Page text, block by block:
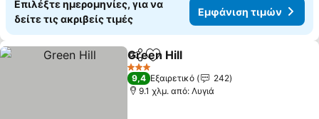
Επιλέξτε ημερομηνίες, για να
δείτε τις ακριβείς τιμές
Εμφάνιση τιμών
Κοινοποίηση
Προσθήκη στα αγαπημένα
Green Hill
3 Αστέρια
9,4 Εξαιρετικό
242
9.1 χλμ. από: Λυγιά